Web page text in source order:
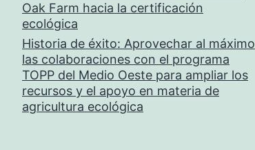
Oak Farm hacia la certificación
ecológica
Historia de éxito: Aprovechar al máximo
las colaboraciones con el programa
TOPP del Medio Oeste para ampliar los
recursos y el apoyo en materia de
agricultura ecológica